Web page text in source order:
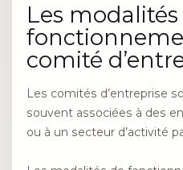
Les modalités
comité
Les comités d’entreprise
souvent associées à des
ou à un secteur d’activité